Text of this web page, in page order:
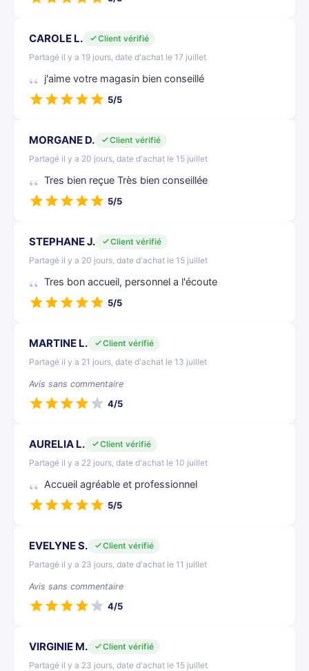
CAROLE L.
Client vérifié
Partagé il y a 19 jours, date d'achat le 17 juillet
j'aime votre magasin bien conseillé
5/5
MORGANE D.
Client vérifié
Partagé il y a 20 jours, date d'achat le 15 juillet
Tres bien reçue Très bien conseillée
5/5
STEPHANE J.
Client vérifié
Partagé il y a 20 jours, date d'achat le 15 juillet
Tres bon accueil, personnel a l'écoute
5/5
MARTINE L.
Client vérifié
Partagé il y a 21 jours, date d'achat le 13 juillet
Avis sans commentaire
4/5
AURELIA L.
Client vérifié
Partagé il y a 22 jours, date d'achat le 10 juillet
Accueil agréable et professionnel
5/5
EVELYNE S.
Client vérifié
Partagé il y a 23 jours, date d'achat le 11 juillet
Avis sans commentaire
4/5
VIRGINIE M.
Client vérifié
Partagé il y a 23 jours, date d'achat le 15 juillet